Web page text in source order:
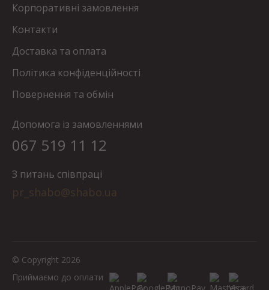
Корпоративні замовлення
Контакти
Доставка та оплата
Політика конфіденційності
Повернення та обмін
Допомога із замовленнями
067 519 11 12
З питань співпраці
pr_shabo@shabo.ua
© Copyright 2026
Приймаємо до оплати